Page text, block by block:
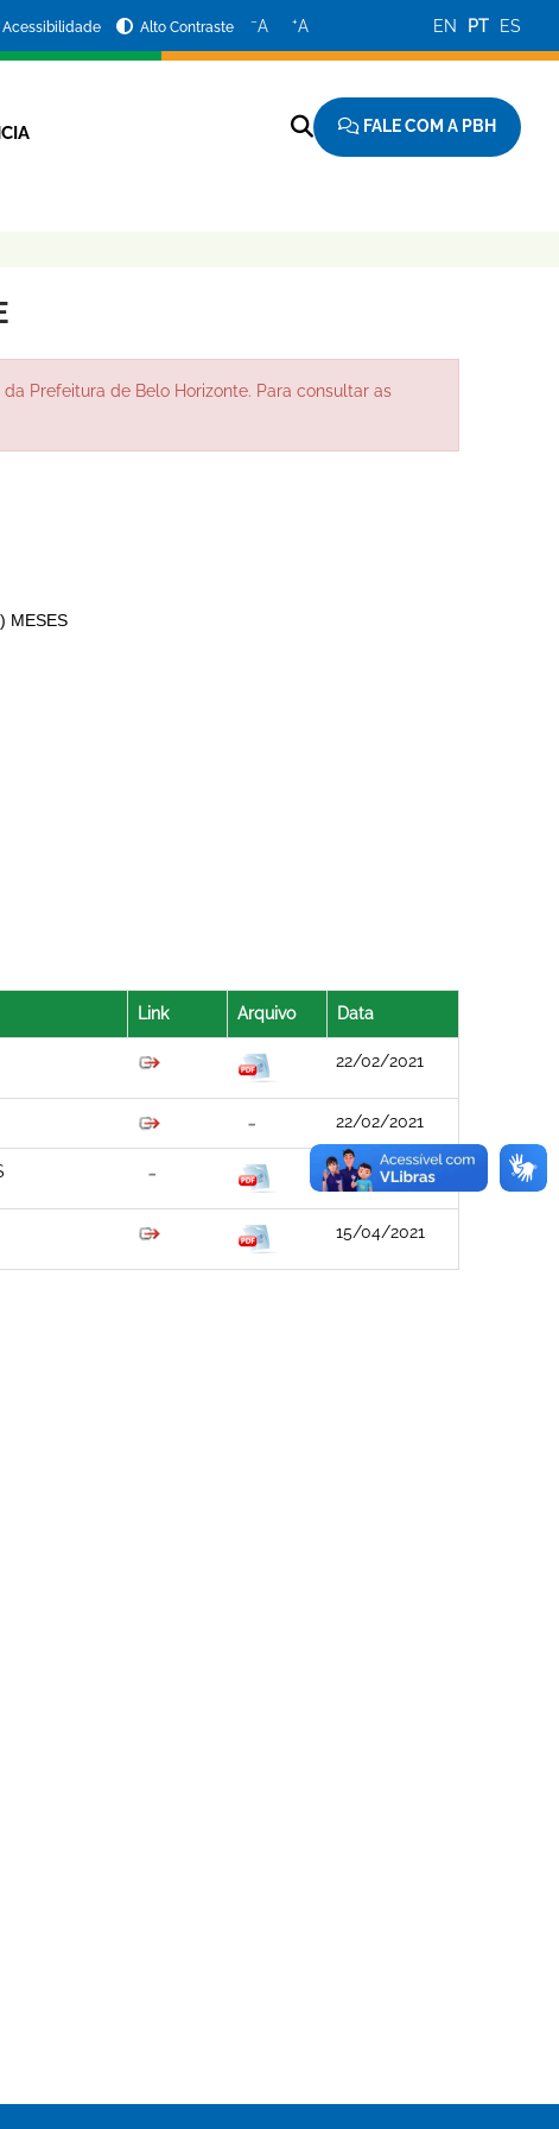
Acessibilidade Alto Contraste −A +A EN PT ES
FALE COM A PBH
Prefeitura de Belo Horizonte. Para consultar as
MESES
Link Arquivo Data
22/02/2021
22/02/2021
03/03/2021
15/04/2021